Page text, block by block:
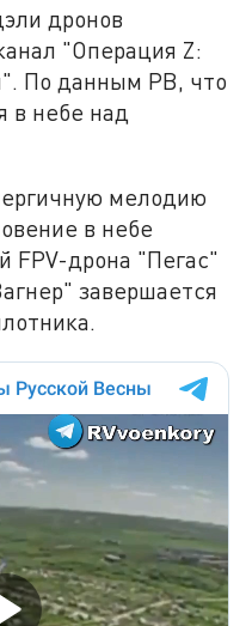
дронов
"Операция Z:
По данным РВ, что
в небе над
мелодию
в небе
FPV-дрона "Пегас"
завершается